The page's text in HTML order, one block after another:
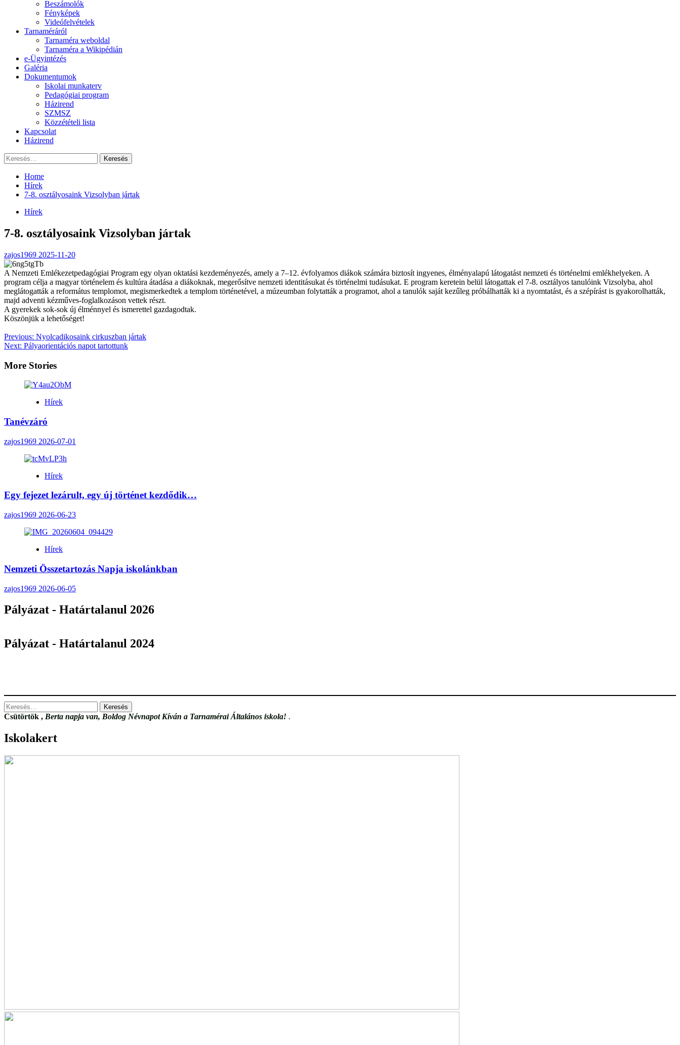
Beszámolók
Fényképek
Videófelvételek
Tarnaméráról
Tarnaméra weboldal
Tarnaméra a Wikipédián
e-Ügyintézés
Galéria
Dokumentumok
Iskolai munkaterv
Pedagógiai program
Házirend
SZMSZ
Közzétételi lista
Kapcsolat
Házirend
Keresés:
Home
Hírek
7-8. osztályosaink Vizsolyban jártak
Hírek
7-8. osztályosaink Vizsolyban jártak
zajos1969 2025-11-20
A Nemzeti Emlékezetpedagógiai Program egy olyan oktatási kezdeményezés, amely a 7–12. évfolyamos diákok számára biztosít ingyenes, élményalapú látogatást nemzeti és történelmi emlékhelyeken. A
program célja a magyar történelem és kultúra átadása a diákoknak, megerősítve nemzeti identitásukat és történelmi tudásukat. E program keretein belül látogattak el 7-8. osztályos tanulóink Vizsolyba, ahol
meglátogatták a református templomot, megismerkedtek a templom történetével, a múzeumban folytatták a programot, ahol a tanulók saját kezűleg próbálhatták ki a nyomtatást, és a szépírást is gyakorolhatták,
majd adventi kézműves-foglalkozáson vettek részt.
A gyerekek sok-sok új élménnyel és ismerettel gazdagodtak.
Köszönjük a lehetőséget!
Post
navigation
Previous: Nyolcadikosaink cirkuszban jártak
Next: Pályaorientációs napot tartottunk
More Stories
Hírek
Tanévzáró
zajos1969 2026-07-01
Hírek
Egy fejezet lezárult, egy új történet kezdődik…
zajos1969 2026-06-23
Hírek
Nemzeti Összetartozás Napja iskolánkban
zajos1969 2026-06-05
Pályázat - Határtalanul 2026
Pályázat - Határtalanul 2024
Keresés:
Csütörtök , Berta napja van, Boldog Névnapot Kíván a Tarnamérai Általános iskola! .
Iskolakert